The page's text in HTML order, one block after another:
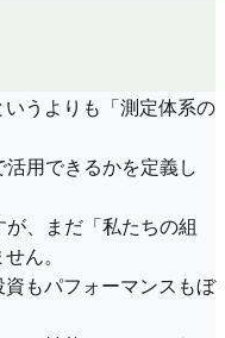
うよりも「測定体系の
用できるかを定義し
、まだ「私たちの組
ん。
もパフォーマンスもぼ